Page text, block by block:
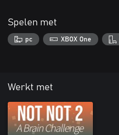
Spelen met
pc XBOX One
Werkt met